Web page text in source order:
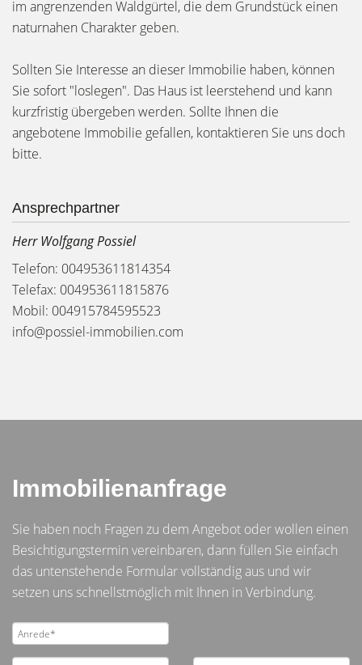
im angrenzenden Waldgürtel, die dem Grundstück einen
naturnahen Charakter geben.
Sollten Sie Interesse an dieser Immobilie haben, können
Sie sofort "loslegen". Das Haus ist leerstehend und kann
kurzfristig übergeben werden. Sollte Ihnen die
angebotene Immobilie gefallen, kontaktieren Sie uns doch
bitte.
Ansprechpartner
Herr Wolfgang Possiel
Telefon: 004953611814354
Telefax: 004953611815876
Mobil: 004915784595523
info@possiel-immobilien.com
Immobilienanfrage
Sie haben noch Fragen zu dem Angebot oder wollen einen
Besichtigungstermin vereinbaren, dann füllen Sie einfach
das untenstehende Formular vollständig aus und wir
setzen uns schnellstmöglich mit Ihnen in Verbindung.